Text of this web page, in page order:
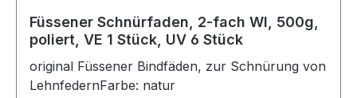
Füssener Schnürfaden, 2-fach WI, 500g,
poliert, VE 1 Stück, UV 6 Stück
original Füssener Bindfäden, zur Schnürung von
LehnfedernFarbe: natur